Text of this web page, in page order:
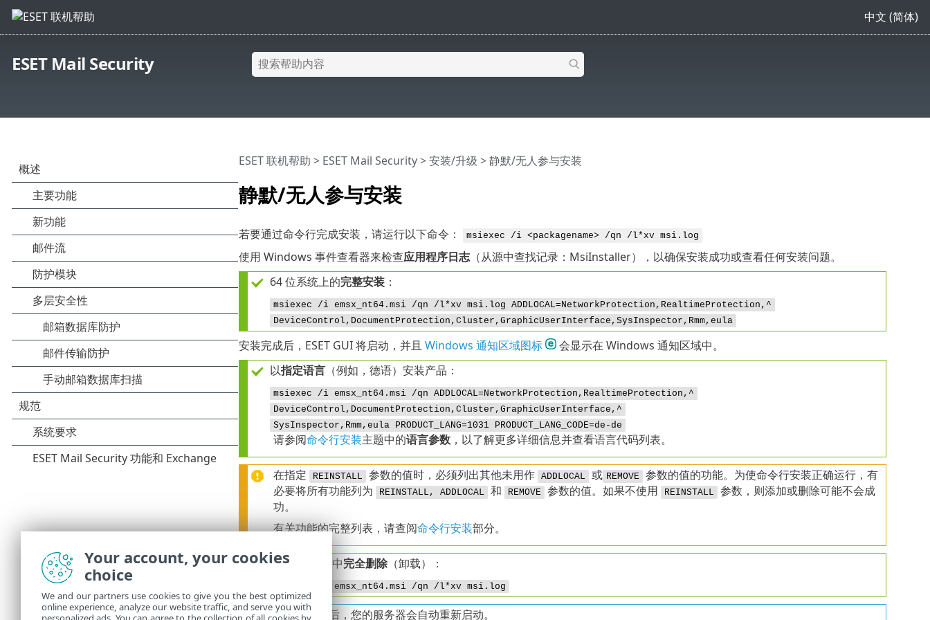
中文 (简体)
ESET Mail Security
静默/无人参与安装
ESET 联机帮助 > ESET Mail Security>安装/升级 > 静默/无人参与安装
若要通过命令行完成安装，请运行以下命令： msiexec /i <packagename> /qn /l*xv msi.log
使用 Windows 事件查看器来检查应用程序日志（从源中查找记录：MsiInstaller），以确保安装成功或查看任何安装问题。
64 位系统上的完整安装：
msiexec /i emsx_nt64.msi /qn /l*xv msi.log ADDLOCAL=NetworkProtection,RealtimeProtection,^
DeviceControl,DocumentProtection,Cluster,GraphicUserInterface,SysInspector,Rmm,eula
安装完成后，ESET GUI 将启动，并且 Windows 通知区域图标
会显示在 Windows 通知区域中。
以指定语言（例如，德语）安装产品：
msiexec /i emsx_nt64.msi /qn ADDLOCAL=NetworkProtection,RealtimeProtection,^
DeviceControl,DocumentProtection,Cluster,GraphicUserInterface,^
SysInspector,Rmm,eula PRODUCT_LANG=1031 PRODUCT_LANG_CODE=de-de
请参阅命令行安装主题中的语言参数，以了解更多详细信息并查看语言代码列表。
在指定 REINSTALL 参数的值时，必须列出其他未用作 ADDLOCAL 或 REMOVE 参数的值的功能。为使命令行安装正确运行，有
必要将所有功能列为
REINSTALL, ADDLOCAL 和 REMOVE 参数的值。如果不使用 REINSTALL 参数，则添加或删除可能不会成
功。
有关功能的完整列表，请查阅命令行安装部分。
从 64 位系统中完全删除（卸载）：
msiexec /x emsx_nt64.msi /qn /l*xv msi.log
在卸载成功后，您的服务器会自动重新启动。
Your account, your cookies
choice
We and our partners use cookies to give you the best optimized
online experience, analyze our website traffic, and serve you with